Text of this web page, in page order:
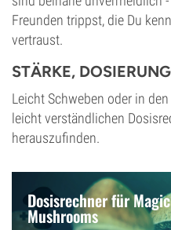
Freunden trippst, die Du
vertraust.
STÄRKE,
Leicht Schweben oder in
leicht verständlichen
herauszufinden.
Dosisrechner für Magic
Mushrooms